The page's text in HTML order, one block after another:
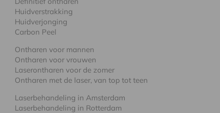
Huidverstrakking
Huidverjonging
Carbon Peel
Ontharen voor mannen
Ontharen voor vrouwen
Laserontharen voor de zomer
Ontharen met de laser, van top tot teen
Laserbehandeling in Amsterdam
Laserbehandeling in Rotterdam